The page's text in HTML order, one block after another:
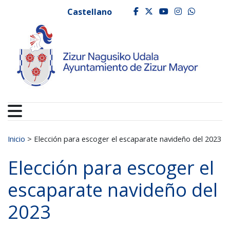
Ayuntamiento de
Castellano facebook
twitter
youtube
Buscar:
Inicio > Elección para escoger el escaparate navideño del 2023
Elección para escoger el
escaparate navideño del
2023